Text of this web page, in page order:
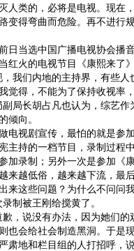
人类的，必将是电视。现在
变得弯曲而危险。再不进行
当选中国广播电视协会播
红火的电视节目《康熙来了
我们内地的主持界，有些
觉得，不能为了保持收视率
局长胡占凡也认为，综艺
倾向。
剧宣传，最怕的就是参加
主持的一档节目，录制过程
加录制；另外一次是参加《
越来越低俗，越来越下流，最
来这些问题？为什么不问问
制被王刚给搅黄了。
说没有办法，因为她们的
也会给社会制造黑洞。于是
肃地和栏目组的人打招呼，